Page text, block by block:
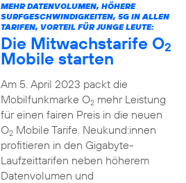
MEHR DATENVOLUMEN, HÖHERE
SURFGESCHWINDIGKEITEN, 5G IN ALLEN
TARIFEN, VORTEIL FÜR JUNGE LEUTE:
Die Mitwachstarife O2
Mobile starten
Am 5. April 2023 packt die
Mobilfunkmarke O2mehr Leistung
für einen fairen Preis in die neuen
O2Mobile Tarife. Neukund:innen
profitieren in den Gigabyte-
Laufzeittarifen neben höherem
Datenvolumen und